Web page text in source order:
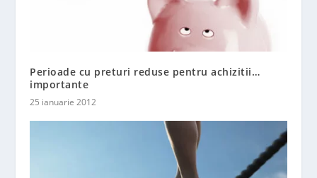
Perioade cu preturi reduse pentru achizitii…
importante
25 ianuarie 2012